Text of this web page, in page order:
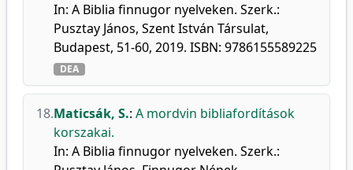
In: A Biblia finnugor nyelveken. Szerk.:
Pusztay János, Szent István Társulat,
Budapest, 51-60, 2019. ISBN: 9786155589225
DEA
18.Maticsák, S.: A mordvin bibliafordítások
korszakai.
In: A Biblia finnugor nyelveken. Szerk.: